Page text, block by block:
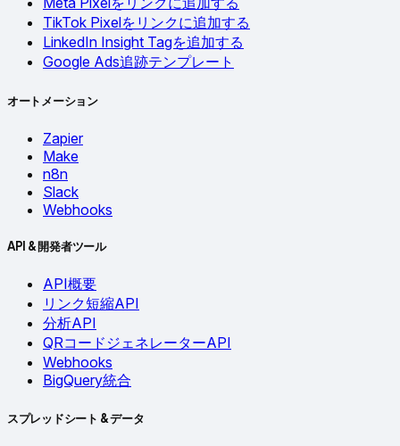
TikTok Pixelをリンクに追加する
LinkedIn Insight Tagを追加する
Google Ads追跡テンプレート
オートメーション
Zapier
Make
n8n
Slack
Webhooks
API & 開発者ツール
API概要
リンク短縮API
分析API
QRコードジェネレーターAPI
Webhooks
BigQuery統合
スプレッドシート & データ